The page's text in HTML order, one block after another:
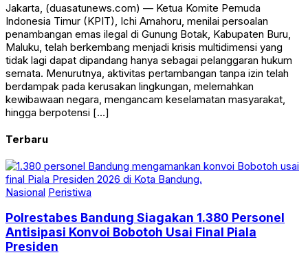
Jakarta, (duasatunews.com) — Ketua Komite Pemuda
Indonesia Timur (KPIT), Ichi Amahoru, menilai persoalan
penambangan emas ilegal di Gunung Botak, Kabupaten Buru,
Maluku, telah berkembang menjadi krisis multidimensi yang
tidak lagi dapat dipandang hanya sebagai pelanggaran hukum
semata. Menurutnya, aktivitas pertambangan tanpa izin telah
berdampak pada kerusakan lingkungan, melemahkan
kewibawaan negara, mengancam keselamatan masyarakat,
hingga berpotensi […]
Terbaru
Nasional Peristiwa
Polrestabes Bandung Siagakan 1.380 Personel
Antisipasi Konvoi Bobotoh Usai Final Piala
Presiden